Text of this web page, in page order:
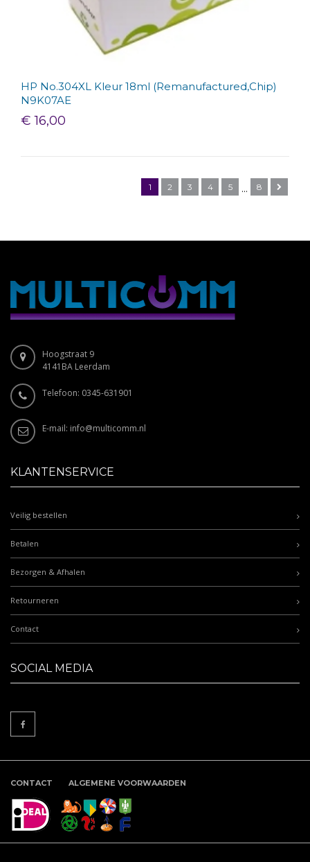
HP No.304XL Kleur 18ml (Remanufactured,Chip)
N9K07AE
€ 16,00
1 2 3 4 5 ... 8
Hoogstraat 9
4141BA Leerdam
Telefoon: 0345-631901
E-mail: info@multicomm.nl
KLANTENSERVICE
Veilig bestellen
Betalen
Bezorgen & Afhalen
Retourneren
Contact
SOCIAL MEDIA
CONTACT ALGEMENE VOORWAARDEN